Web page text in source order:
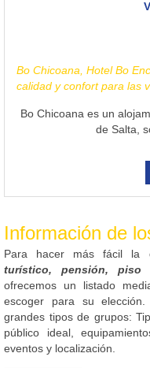
Bo Chicoana, Hotel Bo
calidad y confort para las
Bo Chicoana es un
de Salta,
Información de
Para hacer más fácil la
turístico, pensión,
ofrecemos un listado
escoger para su
grandes tipos de grupos:
público ideal,
eventos y localización.